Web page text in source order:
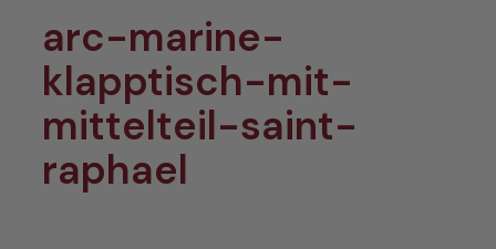
arc-marine-
klapptisch-mit-
mittelteil-saint-
raphael